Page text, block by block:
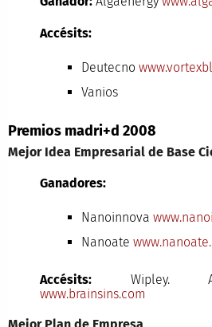
Accésits:
Deutecno
Vanios
Premios madri+d 2008
Mejor Idea Empresarial de Base
Ganadores:
Nanoinnova
Nanoate
Accésits:Wipley.
www.brainsins.com